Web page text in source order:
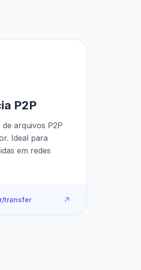
P2P
arquivos P2P
Ideal para
em redes
transfer